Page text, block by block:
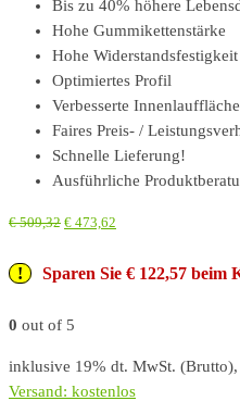
Bis zu 40% höhere
Hohe Gummikettenstärke
Hohe Widerstandsfestigkeit
Optimiertes Profil
Verbesserte Innenlauffläche
Faires Preis- /
Schnelle Lieferung!
Ausführliche
€509,32 € 473,62
Sparen Sie € 122,57 beim
0 out of 5
inklusive 19% dt. MwSt. (Brutto),
Versand: kostenlos